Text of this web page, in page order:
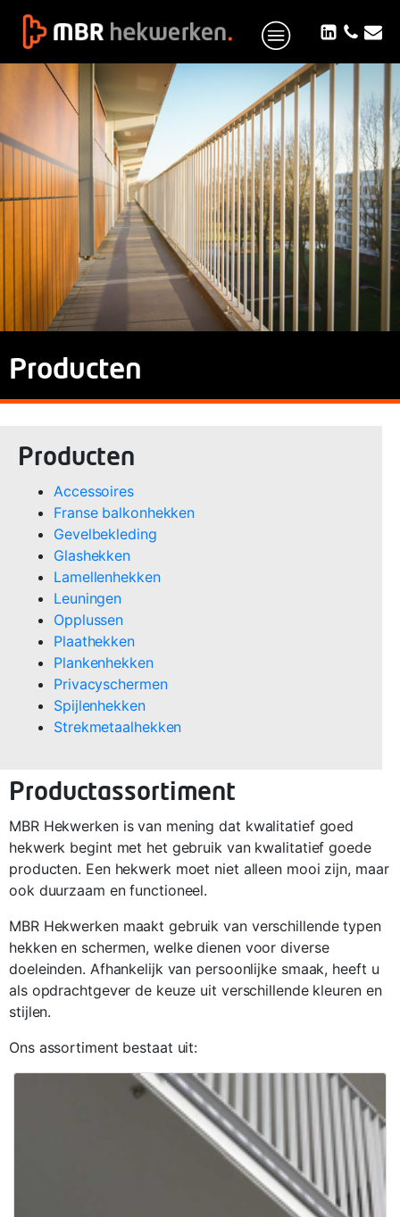
Producten
Producten
Accessoires
Franse balkonhekken
Gevelbekleding
Glashekken
Lamellenhekken
Leuningen
Opplussen
Plaathekken
Plankenhekken
Privacyschermen
Spijlenhekken
Strekmetaalhekken
Productassortiment
MBR Hekwerken is van mening dat kwalitatief goed
hekwerk begint met het gebruik van kwalitatief goede
producten. Een hekwerk moet niet alleen mooi zijn, maar
ook duurzaam en functioneel.
MBR Hekwerken maakt gebruik van verschillende typen
hekken en schermen, welke dienen voor diverse
doeleinden. Afhankelijk van persoonlijke smaak, heeft u
als opdrachtgever de keuze uit verschillende kleuren en
stijlen.
Ons assortiment bestaat uit: